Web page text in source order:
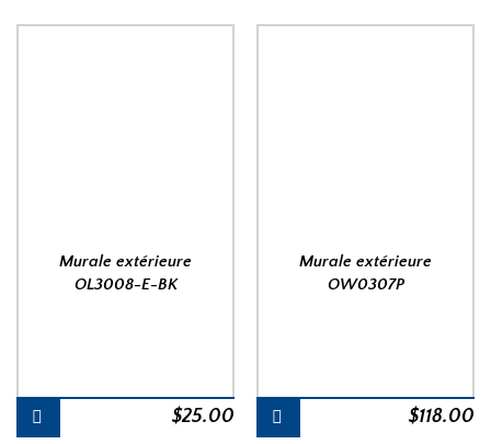
Murale extérieure
OL3008-E-BK
$25.00
Murale extérieure
OW0307P
$118.00